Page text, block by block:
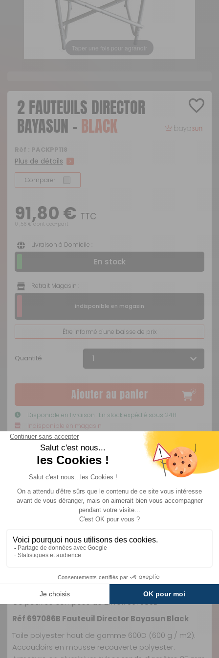
Taper une fois pour agrandir
2 FAUTEUILS DIRECTOR
BAYASUN - BLACK
Réf : PACKPP118
Plus de détails
Comparer
91,80 € TTC
0 ,56 € dont eco-part
Livraison à Domicile :
En stock
Retrait Magasin :
Indisponible en magasin
Être informé d'une baisse de prix
Quantité
Ajouter au panier
Disponible en livraison : En stock expédié sous 24H
Indisponible en magasin
Livraison Standard
par Livraison en MAGASIN :
Livraison estimée entre le
11/08
Paiements
Sécurisés
Service client
Ce pack se compose de 2x réf: 697086B
Réf 697086B Fauteuil Director Bayasun Black
Toile polyester haut de gamme 600D (600 g / m2).
Accoudoirs en mousse recouverte polyester.